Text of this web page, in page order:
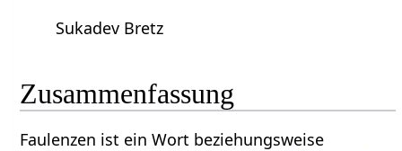
Sukadev Bretz
Zusammenfassung
Faulenzen‏‎ ist ein Wort beziehungsweise